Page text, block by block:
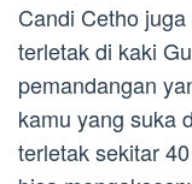
Candi Cetho
terletak di kaki
pemandangan
kamu yang suka
terletak sekitar